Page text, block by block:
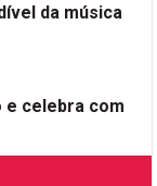
da música
e celebra com